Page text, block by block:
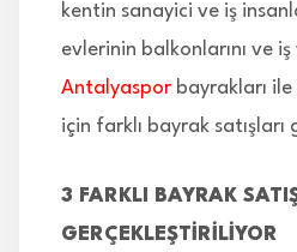
kentin sanayici ve iş
evlerinin balkonlarını ve
Antalyaspor bayrakları
için farklı bayrak
3 FARKLI BAYRAK
GERÇEKLEŞTİRİLİYOR